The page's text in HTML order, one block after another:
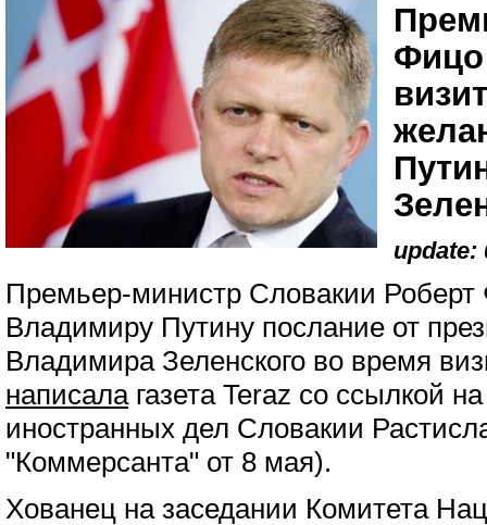
Фицо
update:
Премьер-министр Словакии Роберт
Владимиру Путину послание от
Владимира Зеленского во время
написалагазета Teraz со ссылкой
иностранных дел Словакии
"Коммерсанта" от 8 мая).
Хованец на заседании Комитета